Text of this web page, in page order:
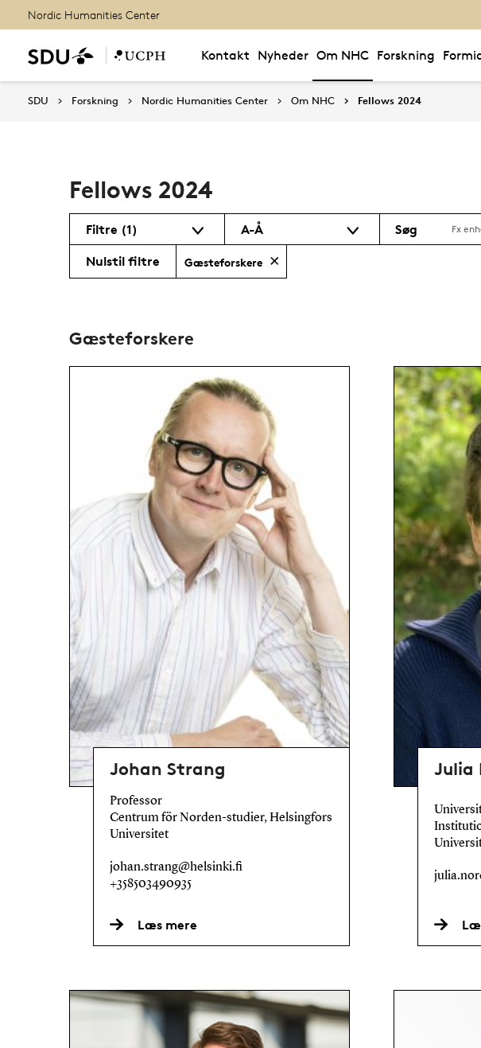
Nordic Humanities Center
Kontakt Nyheder Om NHC Forskning
SDU Forskning Nordic Humanities Center Om NHC Fellows 2024
Fellows 2024
Filtre (1) A-Å Søg
Nulstil filtre Gæsteforskere
Gæsteforskere
Johan Strang
Professor
Centrum för Norden-studier, Helsingfors
Universitet
johan.strang@helsinki.fi
+358503490935
Læs mere
Julia